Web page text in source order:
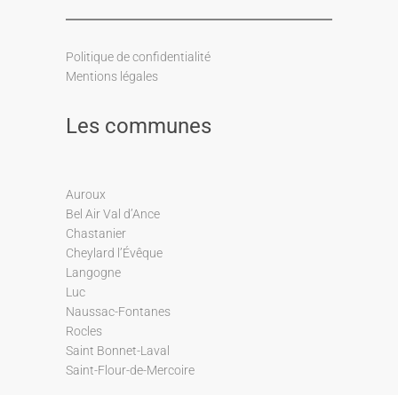
Politique de confidentialité
Mentions légales
Les communes
Auroux
Bel Air Val d’Ance
Chastanier
Cheylard l’Évêque
Langogne
Luc
Naussac-Fontanes
Rocles
Saint Bonnet-Laval
Saint-Flour-de-Mercoire